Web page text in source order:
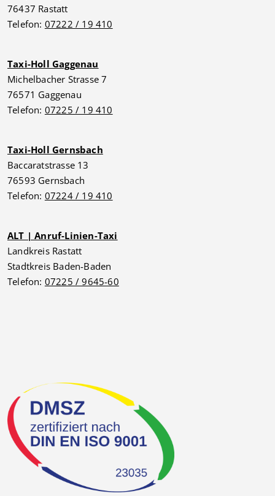
76437 Rastatt
Telefon: 07222 / 19 410
Taxi-Holl Gaggenau
Michelbacher Strasse 7
76571 Gaggenau
Telefon: 07225 / 19 410
Taxi-Holl Gernsbach
Baccaratstrasse 13
76593 Gernsbach
Telefon: 07224 / 19 410
ALT | Anruf-Linien-Taxi
Landkreis Rastatt
Stadtkreis Baden-Baden
Telefon: 07225 / 9645-60